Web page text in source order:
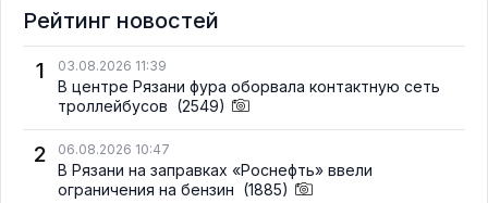
Рейтинг новостей
1
03.08.2026 11:39
В центре Рязани фура оборвала контактную сеть
троллейбусов (2549)
2 06.08.2026 10:47
В Рязани на заправках «Роснефть» ввели
ограничения на бензин (1885)